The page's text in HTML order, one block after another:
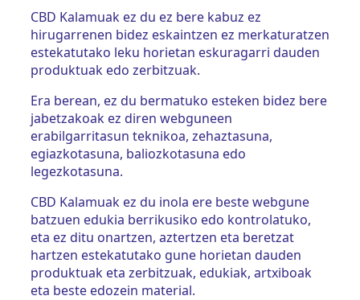
CBD Kalamuak ez du ez bere kabuz ez
hirugarrenen bidez eskaintzen ez merkaturatzen
estekatutako leku horietan eskuragarri dauden
produktuak edo zerbitzuak.
Era berean, ez du bermatuko esteken bidez bere
jabetzakoak ez diren webguneen
erabilgarritasun teknikoa, zehaztasuna,
egiazkotasuna, baliozkotasuna edo
legezkotasuna.
CBD Kalamuak ez du inola ere beste webgune
batzuen edukia berrikusiko edo kontrolatuko,
eta ez ditu onartzen, aztertzen eta beretzat
hartzen estekatutako gune horietan dauden
produktuak eta zerbitzuak, edukiak, artxiboak
eta beste edozein material.